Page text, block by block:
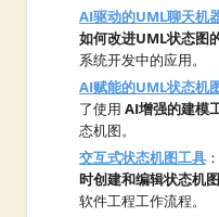
AI驱动的UML聊天机
如何改进UML状态图
系统开发中的应用。
AI赋能的UML状态机
了使用 AI增强的建模
态机图。
交互式状态机图工具
时创建和编辑状态机图
软件工程工作流程。